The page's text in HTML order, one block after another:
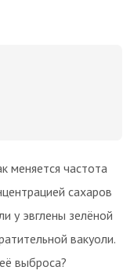
меняется частота
сахаров
у эвглены зелёной
вакуоли.
выброса?